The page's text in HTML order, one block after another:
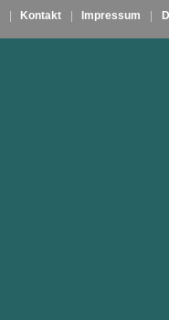
Kontakt Impressum